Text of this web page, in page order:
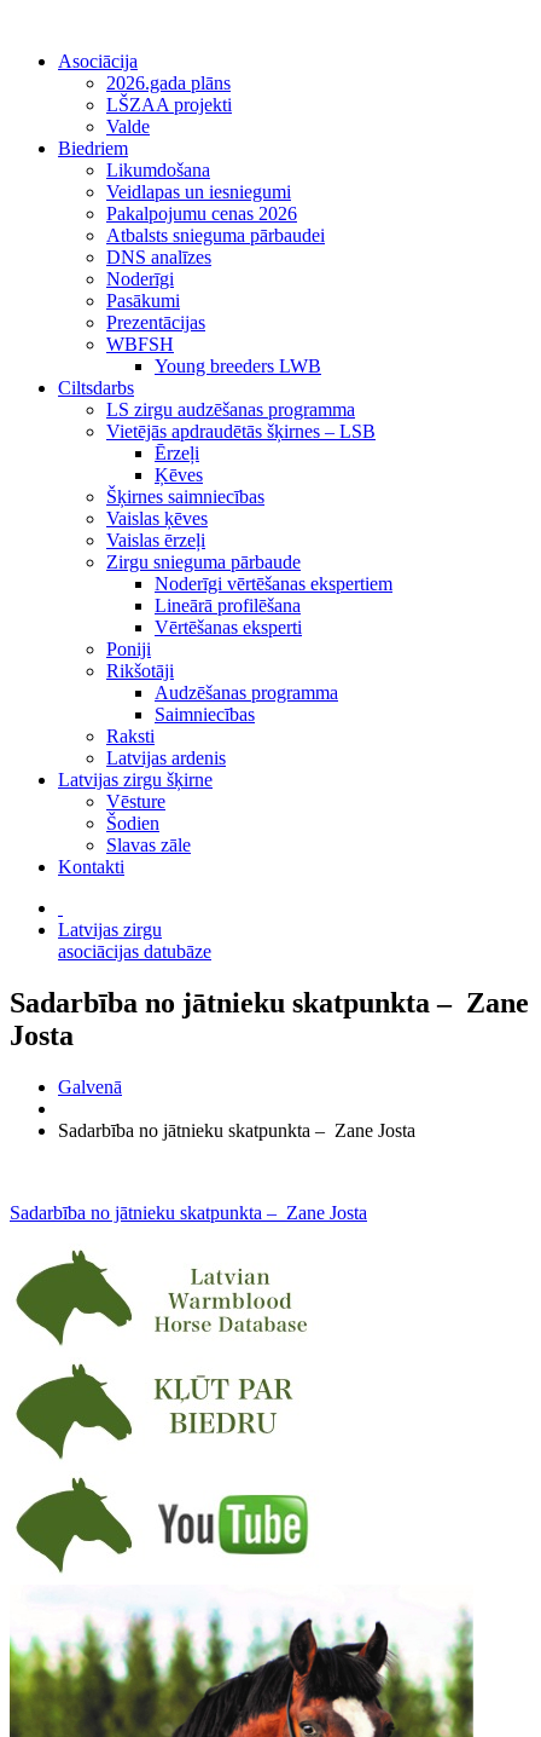
Asociācija
2026.gada plāns
LŠZAA projekti
Valde
Biedriem
Likumdošana
Veidlapas un iesniegumi
Pakalpojumu cenas 2026
Atbalsts snieguma pārbaudei
DNS analīzes
Noderīgi
Pasākumi
Prezentācijas
WBFSH
Young breeders LWB
Ciltsdarbs
LS zirgu audzēšanas programma
Vietējās apdraudētās šķirnes – LSB
Ērzeļi
Ķēves
Šķirnes saimniecības
Vaislas ķēves
Vaislas ērzeļi
Zirgu snieguma pārbaude
Noderīgi vērtēšanas ekspertiem
Lineārā profilēšana
Vērtēšanas eksperti
Poniji
Rikšotāji
Audzēšanas programma
Saimniecības
Raksti
Latvijas ardenis
Latvijas zirgu šķirne
Vēsture
Šodien
Slavas zāle
Kontakti
Latvijas zirgu
asociācijas datubāze
Sadarbība no jātnieku skatpunkta – Zane
Josta
Galvenā
Sadarbība no jātnieku skatpunkta – Zane Josta
Sadarbība no jātnieku skatpunkta – Zane Josta